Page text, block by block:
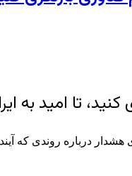
درباره روندی که آینده